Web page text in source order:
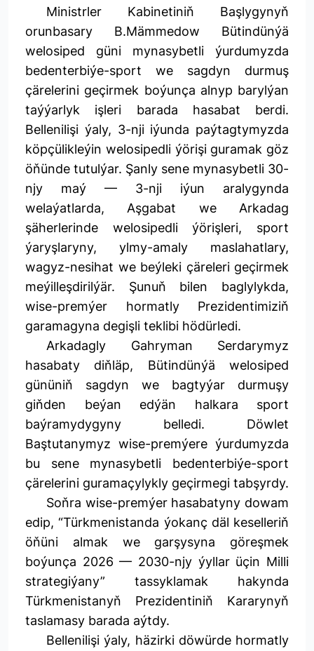
Ministrler Kabinetiniň Başlygynyň
orunbasary B.Mämmedow Bütindünýä
welosiped güni mynasybetli ýurdumyzda
bedenterbiýe-sport we sagdyn durmuş
çärelerini geçirmek boýunça alnyp barylýan
taýýarlyk işleri barada hasabat berdi.
Bellenilişi ýaly, 3-nji iýunda paýtagtymyzda
köpçülikleýin welosipedli ýörişi guramak göz
öňünde tutulýar. Şanly sene mynasybetli 30-
njy maý — 3-nji iýun aralygynda
welaýatlarda, Aşgabat we Arkadag
şäherlerinde welosipedli ýörişleri, sport
ýaryşlaryny, ylmy-amaly maslahatlary,
wagyz-nesihat we beýleki çäreleri geçirmek
meýilleşdirilýär. Şunuň bilen baglylykda,
wise-premýer hormatly Prezidentimiziň
garamagyna degişli teklibi hödürledi.
Arkadagly Gahryman Serdarymyz
hasabaty diňläp, Bütindünýä welosiped
gününiň sagdyn we bagtyýar durmuşy
giňden beýan edýän halkara sport
baýramydygyny belledi. Döwlet
Baştutanymyz wise-premýere ýurdumyzda
bu sene mynasybetli bedenterbiýe-sport
çärelerini guramaçylykly geçirmegi tabşyrdy.
Soňra wise-premýer hasabatyny dowam
edip, “Türkmenistanda ýokanç däl keselleriň
öňüni almak we garşysyna göreşmek
boýunça 2026 — 2030-njy ýyllar üçin Milli
strategiýany” tassyklamak hakynda
Türkmenistanyň Prezidentiniň Kararynyň
taslamasy barada aýtdy.
Bellenilişi ýaly, häzirki döwürde hormatly